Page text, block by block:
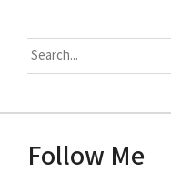
Follow Me